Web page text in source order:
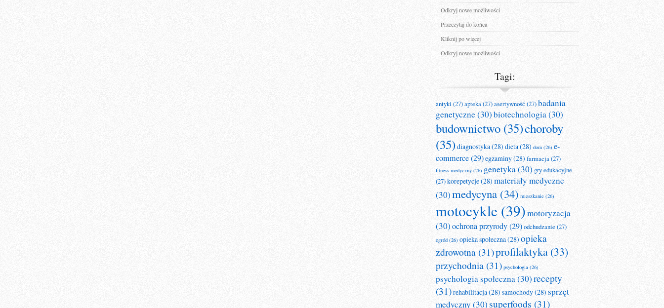
Odkryj nowe możliwości
Przeczytaj do końca
Kliknij po więcej
Odkryj nowe możliwości
Tagi:
antyki (27)apteka(27)asertywność (27)badania
genetyczne(30)biotechnologia(30)
budownictwo (35)choroby
(35)diagnostyka(28) dieta(28) dom (26) e-
commerce(29)egzaminy(28) farmacja(27)
fitness medyczny (26) genetyka(30) gry edukacyjne
(27)korepetycje(28) materiały medyczne
(30)medycyna (34) mieszkanie (26)
motocykle (39)motoryzacja
(30)ochrona przyrody(29)odchudzanie(27)
ogród (26) opieka społeczna(28) opieka
zdrowotna (31)profilaktyka (33)
przychodnia (31) psychologia (26)
psychologia społeczna(30)recepty
(31)rehabilitacja(28) samochody(28) sprzęt
medyczny(30) superfoods (31)